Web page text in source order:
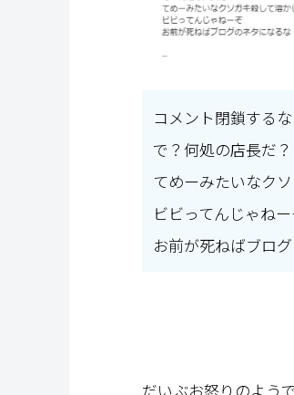
コメント閉鎖する
で？何処の店長だ？
てめーみたいなク
ビビってんじゃね
お前が死ねばブロ
だいぶお怒りのようで